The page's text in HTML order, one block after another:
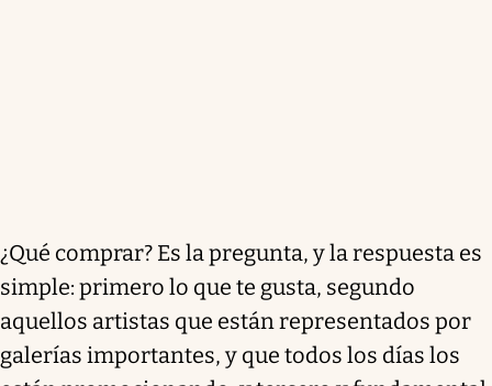
¿Qué comprar? Es la pregunta, y la respuesta es
simple: primero lo que te gusta, segundo
aquellos artistas que están representados por
galerías importantes, y que todos los días los